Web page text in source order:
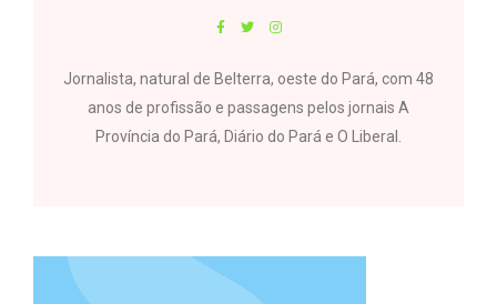
Jornalista, natural de Belterra, oeste do Pará, com 48
anos de profissão e passagens pelos jornais A
Província do Pará, Diário do Pará e O Liberal.